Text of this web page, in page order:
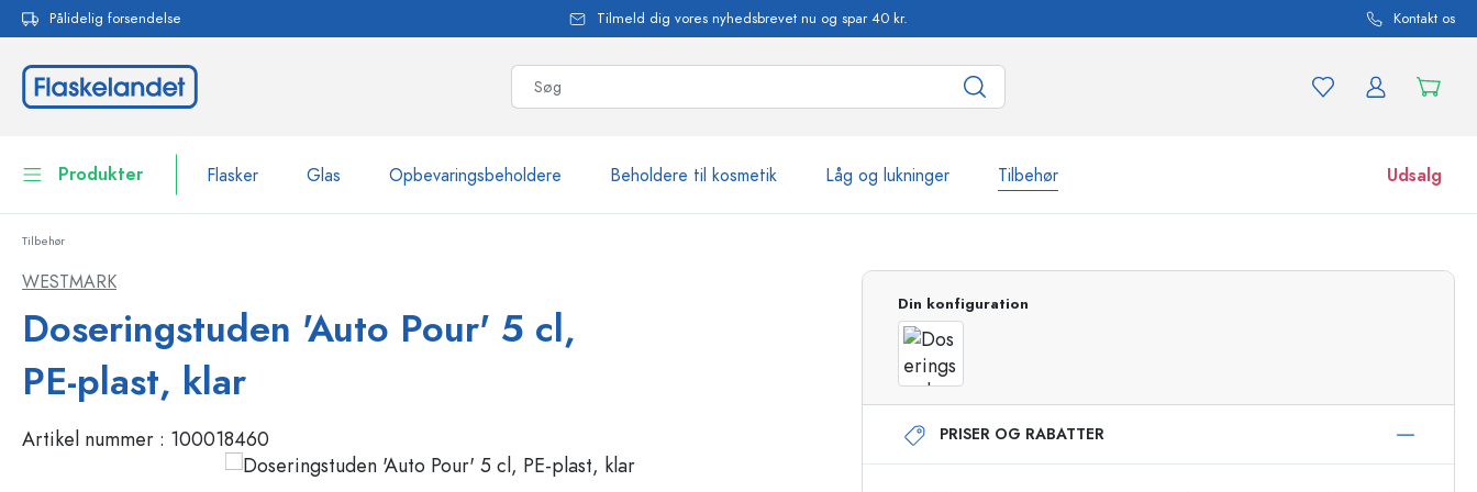
Gå til hovednavigation
Pålidelig forsendelse Tilmeld dig vores nyhedsbrevet nu og spar 40 kr. Kontakt os
Produkter Flasker Glas Opbevaringsbeholdere Beholdere til kosmetik Låg og lukninger Tilbehør Udsalg
Bordservice
Flasker efter mærke
Flasker med patentprop
Sprayflasker
Airless-dispensere
Roll-on flasker
Glas
Tilbehør
WESTMARK
Doseringstuden 'Auto Pour' 5 cl,
PE-plast, klar
Artikel nummer : 100018460
Din konfiguration
PRISER OG RABATTER